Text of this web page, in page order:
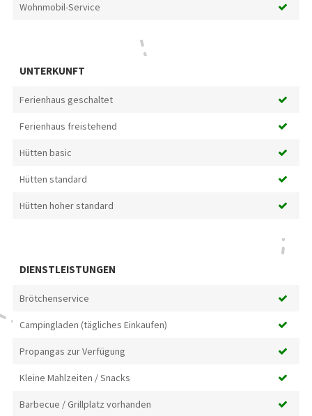
Wohnmobil-Service
UNTERKUNFT
Ferienhaus geschaltet
Ferienhaus freistehend
Hütten basic
Hütten standard
Hütten hoher standard
DIENSTLEISTUNGEN
Brötchenservice
Campingladen (tägliches Einkaufen)
Propangas zur Verfügung
Kleine Mahlzeiten / Snacks
Barbecue / Grillplatz vorhanden